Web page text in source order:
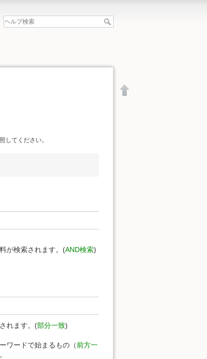
してください。
が検索されます。(AND検索)
れます。(部分一致)
ワードで始まるもの（前方一